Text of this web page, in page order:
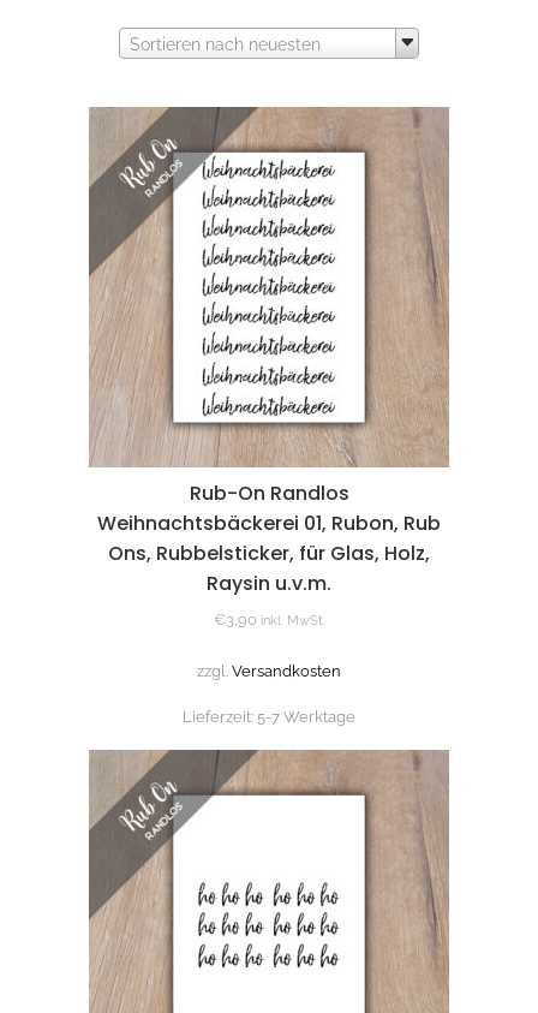
sortiert
Sortieren nach neuesten
Rub-On Randlos
Weihnachtsbäckerei 01, Rubon, Rub
Ons, Rubbelsticker, für Glas, Holz,
Raysin u.v.m.
€3,90 inkl. MwSt.
zzgl. Versandkosten
Lieferzeit: 5-7 Werktage